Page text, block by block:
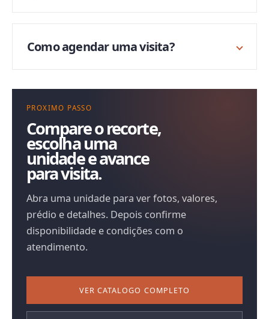
Como agendar uma visita?
PROXIMO PASSO
Compare o recorte,
escolha uma
unidade e avance
para visita.
Abra uma unidade para ver fotos, valores,
prédio e detalhes. Depois confirme
disponibilidade e condições com o
atendimento.
VER CATALOGO COMPLETO